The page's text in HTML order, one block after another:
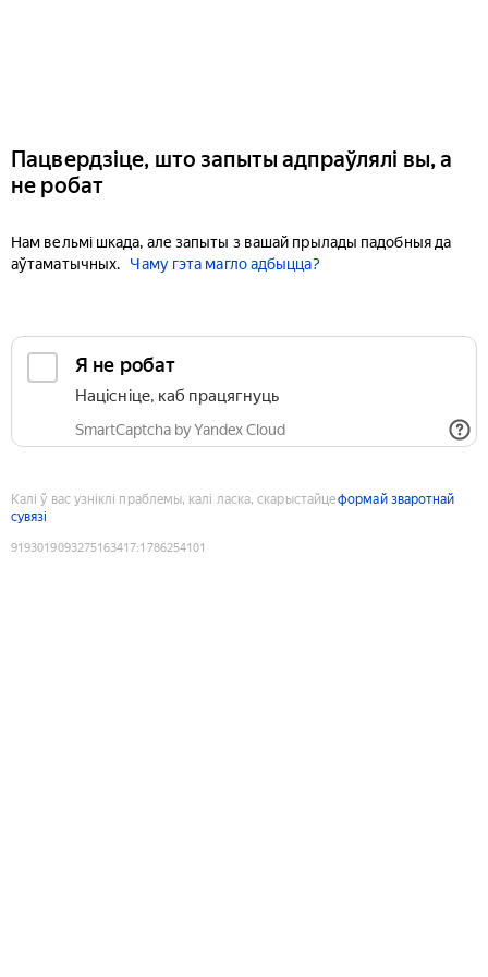
Пацвердзіце, што запыты адпраўлялі вы, а
не робат
Нам вельмі шкада, але запыты з вашай прылады падобныя да
аўтаматычных.
Чаму гэта магло адбыцца?
Я не робат
Націсніце, каб працягнуць
SmartCaptcha by Yandex Cloud
Калі ў вас узніклі праблемы, калі ласка, скарыстайцеформай зваротнай
сувязі
9193019093275163417:1786254101